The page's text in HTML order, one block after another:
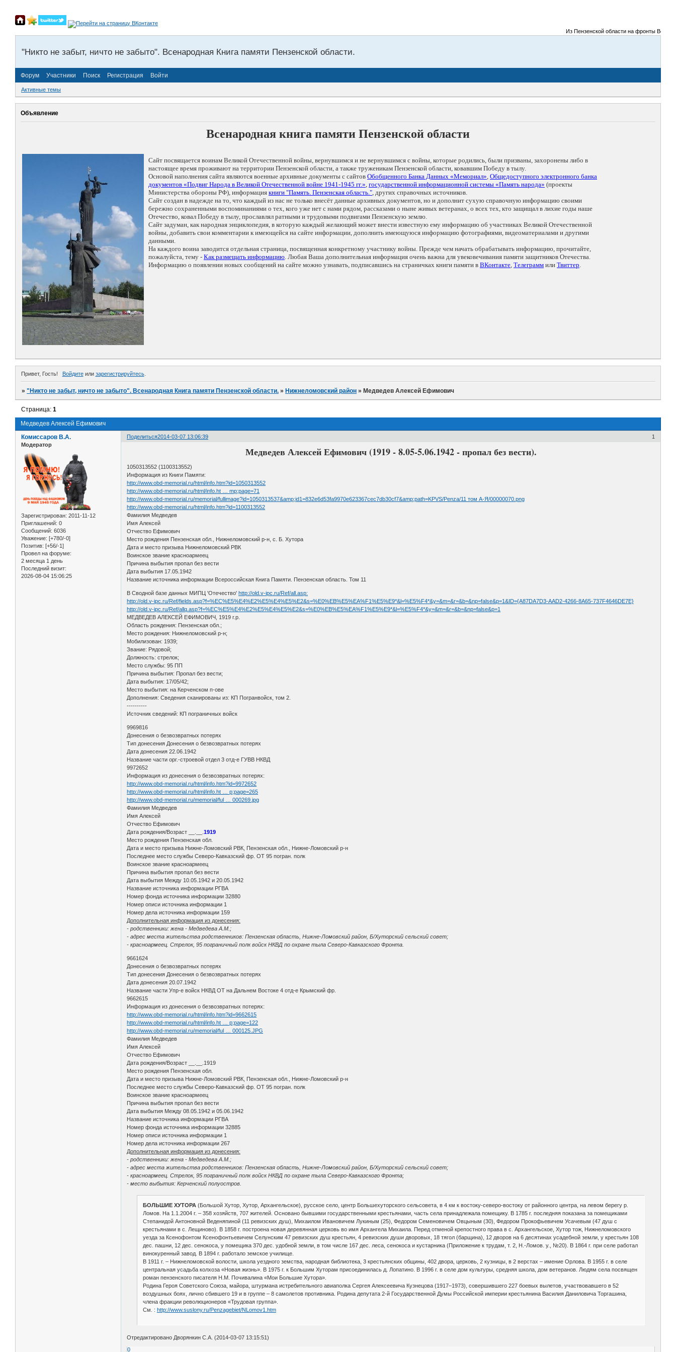
Из Пензенской области на фронты Великой
"Никто не забыт, ничто не забыто". Всенародная Книга памяти Пензенской области.
Форум Участники Поиск Регистрация Войти
Активные темы
Объявление
Всенародная книга памяти Пензенской области
Сайт посвящается воинам Великой Отечественной войны, вернувшимся и не вернувшимся с войны, которые родились, были призваны, захоронены либо в
настоящее время проживают на территории Пензенской области, а также труженикам Пензенской области, ковавшим Победу в тылу.
Основой наполнения сайта являются военные архивные документы с сайтов Обобщенного Банка Данных «Мемориал», Общедоступного электронного банка
документов «Подвиг Народа в Великой Отечественной войне 1941-1945 гг.», государственной информационной системы «Память народа» (проекты
Министерства обороны РФ), информация книги "Память. Пензенская область.", других справочных источников.
Сайт создан в надежде на то, что каждый из нас не только внесёт данные архивных документов, но и дополнит сухую справочную информацию своими
бережно сохраненными воспоминаниями о тех, кого уже нет с нами рядом, рассказами о ныне живых ветеранах, о всех тех, кто защищал в лихие годы наше
Отечество, ковал Победу в тылу, прославлял ратными и трудовыми подвигами Пензенскую землю.
Сайт задуман, как народная энциклопедия, в которую каждый желающий может внести известную ему информацию об участниках Великой Отечественной
войны, добавить свои комментарии к имеющейся на сайте информации, дополнить имеющуюся информацию фотографиями, видеоматериалами и другими
данными.
На каждого воина заводится отдельная страница, посвященная конкретному участнику войны. Прежде чем начать обрабатывать информацию, прочитайте,
пожалуйста, тему - Как размещать информацию. Любая Ваша дополнительная информация очень важна для увековечивания памяти защитников Отечества.
Информацию о появлении новых сообщений на сайте можно узнавать, подписавшись на страничках книги памяти в ВКонтакте, Телеграмм или Твиттер.
Привет, Гость! Войдитеили зарегистрируйтесь.
»"Никто не забыт, ничто не забыто". Всенародная Книга памяти Пензенской области. » Нижнеломовский район » Медведев Алексей Ефимович
Медведев Алексей Ефимович
Страница:1
Поделиться 1
2014-03-07 13:06:39
Комиссаров В.А.
Модератор
Зарегистрирован: 2011-11-12
Приглашений: 0
Сообщений: 6036
Уважение: [+780/-0]
Позитив: [+56/-1]
Провел на форуме:
2 месяца 1 день
Последний визит:
2026-08-04 15:06:25
Медведев Алексей Ефимович (1919 - 8.05-5.06.1942 - пропал без вести).
1050313552 (1100313552)
Информация из Книги Памяти:
http://www.obd-memorial.ru/html/info.htm?id=1050313552
http://www.obd-memorial.ru/html/info.ht … mp;page=71
http://www.obd-memorial.ru/memorial/fullimage?id=1050313537&amp;id1=832e6d53fa9970e623367cec7db30cf7&amp;path=KPVS/Penza/11 том А-Я/00000070.png
http://www.obd-memorial.ru/html/info.htm?id=1100313552
Фамилия Медведев
Имя Алексей
Отчество Ефимович
Место рождения Пензенская обл., Нижнеломовский р-н, с. Б. Хутора
Дата и место призыва Нижнеломовский РВК
Воинское звание красноармеец
Причина выбытия пропал без вести
Дата выбытия 17.05.1942
Название источника информации Всероссийская Книга Памяти. Пензенская область. Том 11
В Сводной базе данных МИПЦ 'Отечество'http://old.v-ipc.ru/Ref/all.asp:
http://old.v-ipc.ru/Ref/fields.asp?f=%EC%E5%E4%E2%E5%E4%E5%E2&s=%E0%EB%E5%EA%F1%E5%E9*&l=%E5%F4*&y=&m=&r=&b=&np=false&p=1&ID={A87DA7D3-AAD2-4266-8A65-737F4646DE7E}
http://old.v-ipc.ru/Ref/allq.asp?f=%EC%E5%E4%E2%E5%E4%E5%E2&s=%E0%EB%E5%EA%F1%E5%E9*&l=%E5%F4*&y=&m=&r=&b=&np=false&p=1
МЕДВЕДЕВ АЛЕКСЕЙ ЕФИМОВИЧ, 1919 г.р.
Область рождения: Пензенская обл.;
Место рождения: Нижнеломовский р-н;
Мобилизован: 1939;
Звание: Рядовой;
Должность: стрелок;
Место службы: 95 ПП
Причина выбытия: Пропал без вести;
Дата выбытия: 17/05/42;
Место выбытия: на Керченском п-ове
Дополнения: Сведения сканированы из: КП Погранвойск, том 2.
----------
Источник сведений: КП пограничных войск
9969816
Донесения о безвозвратных потерях
Тип донесения Донесения о безвозвратных потерях
Дата донесения 22.06.1942
Название части орг.-строевой отдел 3 отд-е ГУВВ НКВД
9972652
Информация из донесения о безвозвратных потерях:
http://www.obd-memorial.ru/html/info.htm?id=9972652
http://www.obd-memorial.ru/html/info.ht … p;page=265
http://www.obd-memorial.ru/memorial/ful … 000269.jpg
Фамилия Медведев
Имя Алексей
Отчество Ефимович
Дата рождения/Возраст __.__.1919
Место рождения Пензенская обл.
Дата и место призыва Нижне-Ломовский РВК, Пензенская обл., Нижне-Ломовский р-н
Последнее место службы Северо-Кавказский фр. ОТ 95 погран. полк
Воинское звание красноармеец
Причина выбытия пропал без вести
Дата выбытия Между 10.05.1942 и 20.05.1942
Название источника информации РГВА
Номер фонда источника информации 32880
Номер описи источника информации 1
Номер дела источника информации 159
Дополнительная информация из донесения:
- родственники: жена - Медведева А.М.;
- адрес места жительства родственников: Пензенская область, Нижне-Ломовский район, Б/Хуторский сельский совет;
- красноармеец. Стрелок, 95 пограничный полк войск НКВД по охране тыла Северо-Кавказского Фронта.
9661624
Донесения о безвозвратных потерях
Тип донесения Донесения о безвозвратных потерях
Дата донесения 20.07.1942
Название части Упр-е войск НКВД ОТ на Дальнем Востоке 4 отд-е Крымский фр.
9662615
Информация из донесения о безвозвратных потерях:
http://www.obd-memorial.ru/html/info.htm?id=9662615
http://www.obd-memorial.ru/html/info.ht … p;page=122
http://www.obd-memorial.ru/memorial/ful … 000125.JPG
Фамилия Медведев
Имя Алексей
Отчество Ефимович
Дата рождения/Возраст __.__.1919
Место рождения Пензенская обл.
Дата и место призыва Нижне-Ломовский РВК, Пензенская обл., Нижне-Ломовский р-н
Последнее место службы Северо-Кавказский фр. ОТ 95 погран. полк
Воинское звание красноармеец
Причина выбытия пропал без вести
Дата выбытия Между 08.05.1942 и 05.06.1942
Название источника информации РГВА
Номер фонда источника информации 32885
Номер описи источника информации 1
Номер дела источника информации 267
Дополнительная информация из донесения:
- родственники: жена - Медведева А.М.;
- адрес места жительства родственников: Пензенская область, Нижне-Ломовский район, Б/Хуторский сельский совет;
- красноармеец. Стрелок, 95 пограничный полк войск НКВД по охране тыла Северо-Кавказского Фронта;
- место выбытия: Керченский полуостров.
БОЛЬШИЕ ХУТОРА (Большой Хутор, Хутор, Архангельское), русское село, центр Большехуторского сельсовета, в 4 км к востоку-северо-востоку от районного центра, на левом берегу р.
Ломов. На 1.1.2004 г. – 358 хозяйств, 707 жителей. Основано бывшими государственными крестьянами, часть села принадлежала помещику. В 1785 г. последняя показана за помещиками
Степанидой Антоновной Веденяпиной (11 ревизских душ), Михаилом Ивановичем Лукиным (25), Федором Семеновичем Овцыным (30), Федором Прокофьевичем Усачевым (47 душ с
крестьянами в с. Лещиново). В 1858 г. построена новая деревянная церковь во имя Архангела Михаила. Перед отменой крепостного права в с. Архангельское, Хутор тож, Нижнеломовского
уезда за Ксенофонтом Ксенофонтьевичем Селунским 47 ревизских душ крестьян, 4 ревизских души дворовых, 18 тягол (барщина), 12 дворов на 6 десятинах усадебной земли, у крестьян 108
дес. пашни, 12 дес. сенокоса, у помещика 370 дес. удобной земли, в том числе 167 дес. леса, сенокоса и кустарника (Приложение к трудам, т. 2, Н.-Ломов. у., №20). В 1864 г. при селе работал
винокуренный завод. В 1894 г. работало земское училище.
В 1911 г. – Нижнеломовской волости, школа уездного земства, народная библиотека, 3 крестьянских общины, 402 двора, церковь, 2 кузницы, в 2 верстах – имение Орлова. В 1955 г. в селе
центральная усадьба колхоза «Новая жизнь». В 1975 г. к Большим Хуторам присоединилась д. Лопатино. В 1996 г. в селе дом культуры, средняя школа, дом ветеранов. Людям села посвящен
роман пензенского писателя Н.М. Почивалина «Мои Большие Хутора».
Родина Героя Советского Союза, майора, штурмана истребительного авиаполка Сергея Алексеевича Кузнецова (1917–1973), совершившего 227 боевых вылетов, участвовавшего в 52
воздушных боях, лично сбившего 19 и в группе – 8 самолетов противника. Родина депутата 2-й Государственной Думы Российской империи крестьянина Василия Даниловича Торгашина,
члена фракции революционеров «Трудовая группа».
См. : http://www.suslony.ru/Penzagebiet/NLomov1.htm
Отредактировано Дворянкин С.А. (2014-03-07 13:15:51)
0